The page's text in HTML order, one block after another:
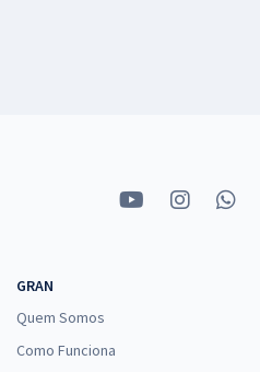
GRAN
Quem Somos
Como Funciona